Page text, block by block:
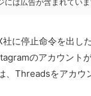
には広告が含まれてい
社に停止命令を出し
のアカウント
、Threadsをアカウ